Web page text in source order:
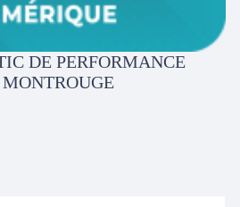
DE PERFORMANCE